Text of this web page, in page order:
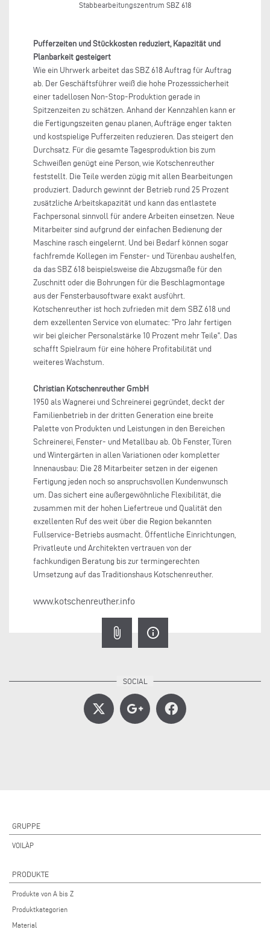
Stabbearbeitungszentrum SBZ 618
Pufferzeiten und Stückkosten reduziert, Kapazität und
Planbarkeit gesteigert
Wie ein Uhrwerk arbeitet das SBZ 618 Auftrag für Auftrag
ab. Der Geschäftsführer weiß die hohe Prozesssicherheit
einer tadellosen Non-Stop-Produktion gerade in
Spitzenzeiten zu schätzen. Anhand der Kennzahlen kann er
die Fertigungszeiten genau planen, Aufträge enger takten
und kostspielige Pufferzeiten reduzieren. Das steigert den
Durchsatz. Für die gesamte Tagesproduktion bis zum
Schweißen genügt eine Person, wie Kotschenreuther
feststellt. Die Teile werden zügig mit allen Bearbeitungen
produziert. Dadurch gewinnt der Betrieb rund 25 Prozent
zusätzliche Arbeitskapazität und kann das entlastete
Fachpersonal sinnvoll für andere Arbeiten einsetzen. Neue
Mitarbeiter sind aufgrund der einfachen Bedienung der
Maschine rasch eingelernt. Und bei Bedarf können sogar
fachfremde Kollegen im Fenster- und Türenbau aushelfen,
da das SBZ 618 beispielsweise die Abzugsmaße für den
Zuschnitt oder die Bohrungen für die Beschlagmontage
aus der Fensterbausoftware exakt ausführt.
Kotschenreuther ist hoch zufrieden mit dem SBZ 618 und
dem exzellenten Service von elumatec: "Pro Jahr fertigen
wir bei gleicher Personalstärke 10 Prozent mehr Teile". Das
schafft Spielraum für eine höhere Profitabilität und
weiteres Wachstum.
Christian Kotschenreuther GmbH
1950 als Wagnerei und Schreinerei gegründet, deckt der
Familienbetrieb in der dritten Generation eine breite
Palette von Produkten und Leistungen in den Bereichen
Schreinerei, Fenster- und Metallbau ab. Ob Fenster, Türen
und Wintergärten in allen Variationen oder kompletter
Innenausbau: Die 28 Mitarbeiter setzen in der eigenen
Fertigung jeden noch so anspruchsvollen Kundenwunsch
um. Das sichert eine außergewöhnliche Flexibilität, die
zusammen mit der hohen Liefertreue und Qualität den
exzellenten Ruf des weit über die Region bekannten
Fullservice-Betriebs ausmacht. Öffentliche Einrichtungen,
Privatleute und Architekten vertrauen von der
fachkundigen Beratung bis zur termingerechten
Umsetzung auf das Traditionshaus Kotschenreuther.
www.kotschenreuther.info
attach_file info_outline
GRUPPE
VOILÀP
PRODUKTE
Produkte von A bis Z
Produktkategorien
Material